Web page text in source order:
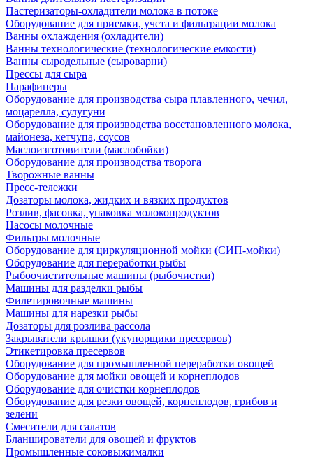
Пастеризаторы-охладители молока в потоке
Оборудование для приемки, учета и фильтрации молока
Ванны охлаждения (охладители)
Ванны технологические (технологические емкости)
Ванны сыродельные (сыроварни)
Прессы для сыра
Парафинеры
Оборудование для производства сыра плавленного, чечил,
моцарелла, сулугуни
Оборудование для производства восстановленного молока,
майонеза, кетчупа, соусов
Маслоизготовители (маслобойки)
Оборудование для производства творога
Творожные ванны
Пресс-тележки
Дозаторы молока, жидких и вязких продуктов
Розлив, фасовка, упаковка молокопродуктов
Насосы молочные
Фильтры молочные
Оборудование для циркуляционной мойки (СИП-мойки)
Оборудование для переработки рыбы
Рыбоочистительные машины (рыбочистки)
Машины для разделки рыбы
Филетировочные машины
Машины для нарезки рыбы
Дозаторы для розлива рассола
Закрыватели крышки (укупорщики пресервов)
Этикетировка пресервов
Оборудование для промышленной переработки овощей
Оборудование для мойки овощей и корнеплодов
Оборудование для очистки корнеплодов
Оборудование для резки овощей, корнеплодов, грибов и
зелени
Смесители для салатов
Бланширователи для овощей и фруктов
Промышленные соковыжималки